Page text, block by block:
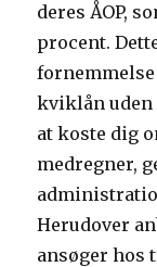
deres ÅOP,
procent.
kviklån
at koste dig
medregner,
Herudover
ansøger hos